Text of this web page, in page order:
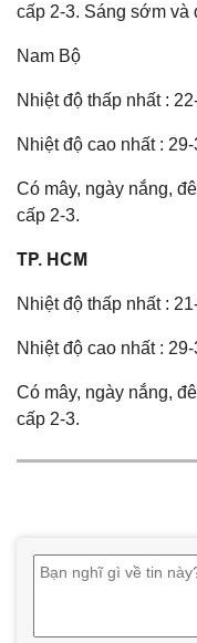
cấp 2-3. Sáng sớm và
Nam Bộ
Nhiệt độ thấp nhất :
Nhiệt độ cao nhất :
Có mây, ngày nắng,
cấp 2-3.
TP. HCM
Nhiệt độ thấp nhất :
Nhiệt độ cao nhất :
Có mây, ngày nắng,
cấp 2-3.